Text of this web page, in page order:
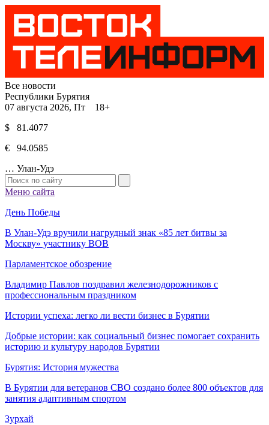
Все новости
Республики Бурятия
07 августа 2026, Пт 18+
$ 81.4077
€ 94.0585
… Улан-Удэ
Меню сайта
День Победы
В Улан-Удэ вручили нагрудный знак «85 лет битвы за
Москву» участнику ВОВ
Парламентское обозрение
Владимир Павлов поздравил железнодорожников с
профессиональным праздником
Истории успеха: легко ли вести бизнес в Бурятии
Добрые истории: как социальный бизнес помогает сохранить
историю и культуру народов Бурятии
Бурятия: История мужества
В Бурятии для ветеранов СВО создано более 800 объектов для
занятия адаптивным спортом
Зурхай